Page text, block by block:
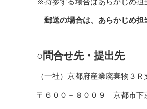
郵送の場合は、あらかじめ担
○問合せ先・提出先
（一社）京都府産業廃棄物３
〒６００－８００９ 京都市下